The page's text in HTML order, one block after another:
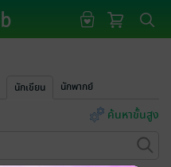
นักเขียน นักพากย์
ค้นหาขั้นสูง